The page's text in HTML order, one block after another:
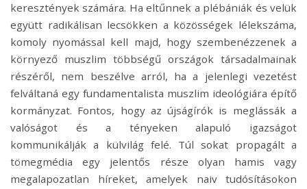
keresztények számára. Ha eltűnnek a plébániák és velük
együtt radikálisan lecsökken a közösségek lélekszáma,
komoly nyomással kell majd, hogy szembenézzenek a
környező muszlim többségű országok társadalmainak
részéről, nem beszélve arról, ha a jelenlegi vezetést
felváltaná egy fundamentalista muszlim ideológiára építő
kormányzat. Fontos, hogy az újságírók is meglássák a
valóságot és a tényeken alapuló igazságot
kommunikálják a külvilág felé. Túl sokat propagált a
tömegmédia egy jelentős része olyan hamis vagy
megalapozatlan híreket, amelyek naiv tudósításokon